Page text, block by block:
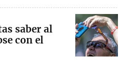
saber al
con el